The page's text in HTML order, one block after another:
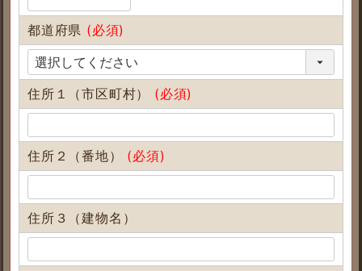
都道府県 (必須)
住所１（市区町村） (必須)
住所２（番地） (必須)
住所３（建物名）